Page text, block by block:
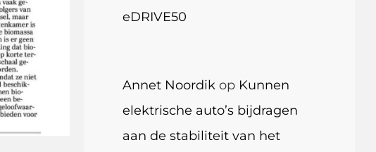
eDRIVE50
Annet Noordikop Kunnen
elektrische auto’s bijdragen
aan de stabiliteit van het